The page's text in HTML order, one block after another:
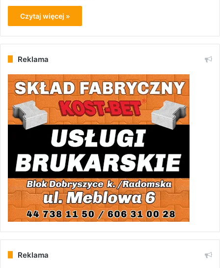
Czytaj więcej »
Reklama
Reklama